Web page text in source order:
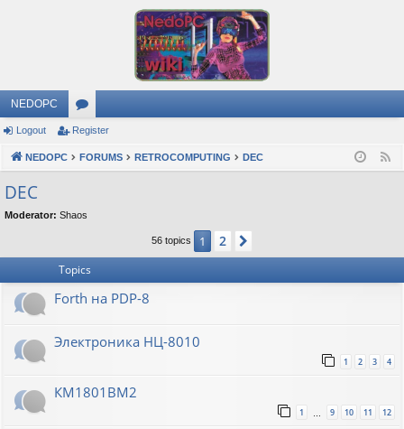
NEDOPC
or
u
s
Logout Register
NEDOPC FORUMS RETROCOMPUTING DEC
DEC
Moderator: Shaos
56 topics 1 2
Topics
Forth на PDP-8
Электроника НЦ-8010
1 2 3 4
КМ1801ВМ2
1 … 9 10 11 12